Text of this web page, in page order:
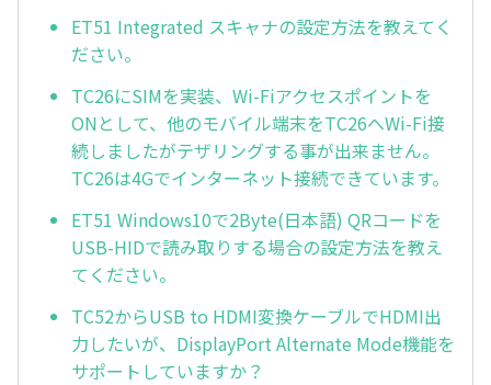
ET51 Integrated スキャナの設定方法を教えてく
ださい。
TC26にSIMを実装、Wi-Fiアクセスポイントを
ONとして、他のモバイル端末をTC26へWi-Fi接
続しましたがテザリングする事が出来ません。
TC26は4Gでインターネット接続できています。
ET51 Windows10で2Byte(日本語) QRコードを
USB-HIDで読み取りする場合の設定方法を教え
てください。
TC52からUSB to HDMI変換ケーブルでHDMI出
力したいが、DisplayPort Alternate Mode機能を
サポートしていますか？